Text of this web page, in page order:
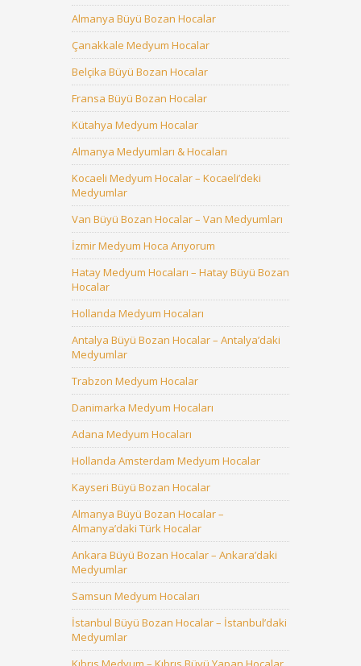
Almanya Büyü Bozan Hocalar
Çanakkale Medyum Hocalar
Belçika Büyü Bozan Hocalar
Fransa Büyü Bozan Hocalar
Kütahya Medyum Hocalar
Almanya Medyumları & Hocaları
Kocaeli Medyum Hocalar – Kocaeli’deki
Medyumlar
Van Büyü Bozan Hocalar – Van Medyumları
İzmir Medyum Hoca Arıyorum
Hatay Medyum Hocaları – Hatay Büyü Bozan
Hocalar
Hollanda Medyum Hocaları
Antalya Büyü Bozan Hocalar – Antalya’daki
Medyumlar
Trabzon Medyum Hocalar
Danimarka Medyum Hocaları
Adana Medyum Hocaları
Hollanda Amsterdam Medyum Hocalar
Kayseri Büyü Bozan Hocalar
Almanya Büyü Bozan Hocalar –
Almanya’daki Türk Hocalar
Ankara Büyü Bozan Hocalar – Ankara’daki
Medyumlar
Samsun Medyum Hocaları
İstanbul Büyü Bozan Hocalar – İstanbul’daki
Medyumlar